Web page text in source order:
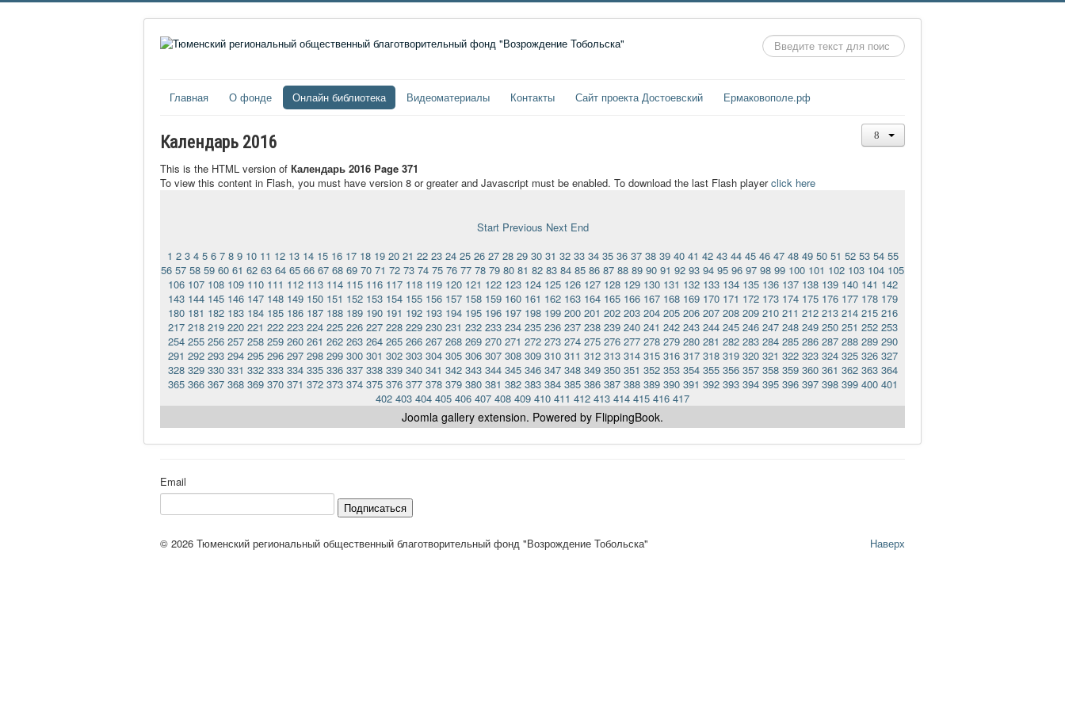
Искать...
Главная О фонде Онлайн библиотека Видеоматериалы Контакты Сайт проекта Достоевский Ермаковополе.рф
Календарь 2016
This is the HTML version of Календарь 2016 Page 371
To view this content in Flash, you must have version 8 or greater and Javascript must be enabled. To download the last Flash playerclick here
Start Previous Next End
1 2 3 4 5 6 7 8 9 10 11 12 13 14 15 16 17 18 19 20 21 22 23 24 25 26 27 28 29 30 31 32 33 34 35 36 37 38 39 40 41 42 43 44 45 46 47 48 49 50 51 52 53 54 55
56 57 58 59 60 61 62 63 64 65 66 67 68 69 70 71 72 73 74 75 76 77 78 79 80 81 82 83 84 85 86 87 88 89 90 91 92 93 94 95 96 97 98 99 100 101 102 103 104 105
106 107 108 109 110 111 112 113 114 115 116 117 118 119 120 121 122 123 124 125 126 127 128 129 130 131 132 133 134 135 136 137 138 139 140 141 142
143 144 145 146 147 148 149 150 151 152 153 154 155 156 157 158 159 160 161 162 163 164 165 166 167 168 169 170 171 172 173 174 175 176 177 178 179
180 181 182 183 184 185 186 187 188 189 190 191 192 193 194 195 196 197 198 199 200 201 202 203 204 205 206 207 208 209 210 211 212 213 214 215 216
217 218 219 220 221 222 223 224 225 226 227 228 229 230 231 232 233 234 235 236 237 238 239 240 241 242 243 244 245 246 247 248 249 250 251 252 253
254 255 256 257 258 259 260 261 262 263 264 265 266 267 268 269 270 271 272 273 274 275 276 277 278 279 280 281 282 283 284 285 286 287 288 289 290
291 292 293 294 295 296 297 298 299 300 301 302 303 304 305 306 307 308 309 310 311 312 313 314 315 316 317 318 319 320 321 322 323 324 325 326 327
328 329 330 331 332 333 334 335 336 337 338 339 340 341 342 343 344 345 346 347 348 349 350 351 352 353 354 355 356 357 358 359 360 361 362 363 364
365 366 367 368 369 370 371 372 373 374 375 376 377 378 379 380 381 382 383 384 385 386 387 388 389 390 391 392 393 394 395 396 397 398 399 400 401
402 403 404 405 406 407 408 409 410 411 412 413 414 415 416 417
Joomla gallery extension. Powered by FlippingBook.
Email
Подписаться
Наверх
© 2026 Тюменский региональный общественный благотворительный фонд "Возрождение Тобольска"